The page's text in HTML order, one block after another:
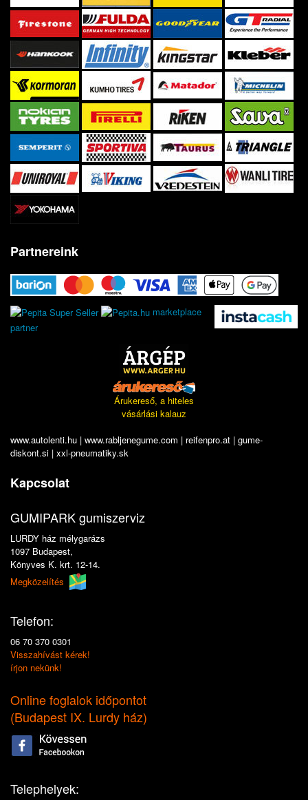
Partnereink
marketplace
partner
Árukereső, a hiteles
vásárlási kalauz
www.autolenti.hu | www.rabljenegume.com | reifenpro.at | gume-
diskont.si | xxl-pneumatiky.sk
Kapcsolat
GUMIPARK gumiszerviz
LURDY ház mélygarázs
1097 Budapest,
Könyves K. krt. 12-14.
Megközelítés
Telefon:
06 70 370 0301
Visszahívást kérek!
írjon nekünk!
Online foglalok időpontot
(Budapest IX. Lurdy ház)
Telephelyek: